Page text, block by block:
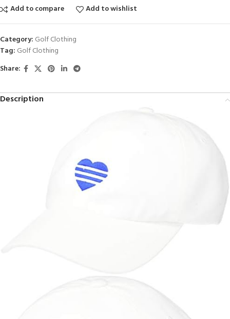
Add to compare
Add to wishlist
Category: Golf Clothing
Tag: Golf Clothing
Share:
Description